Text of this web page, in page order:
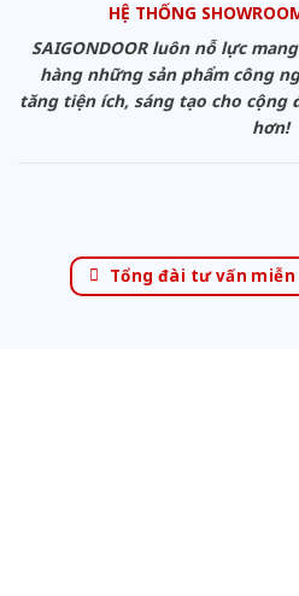
HỆ THỐNG
SAIGONDOOR luôn nỗ lực
hàng những sản phẩm công
tăng tiện ích, sáng tạo cho
hơn!
Tổng đài tư vấn miễn